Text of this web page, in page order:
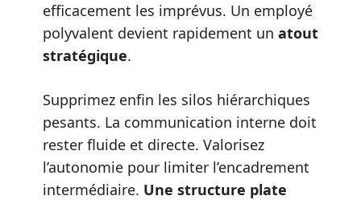
efficacement les imprévus. Un employé
polyvalent devient rapidement un atout
stratégique.
Supprimez enfin les silos hiérarchiques
pesants. La communication interne doit
rester fluide et directe. Valorisez
l’autonomie pour limiter l’encadrement
intermédiaire. Une structure plate